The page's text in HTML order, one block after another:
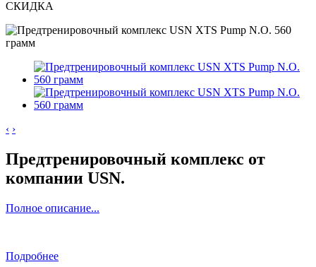
СКИДКА
‹ ›
Предтренировочный комплекс от
компании USN.
Полное описание...
Подробнее